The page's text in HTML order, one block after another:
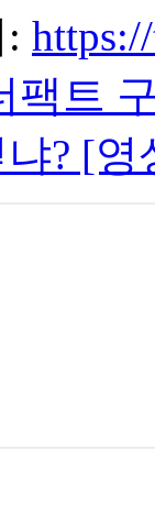
팩트
냐? [